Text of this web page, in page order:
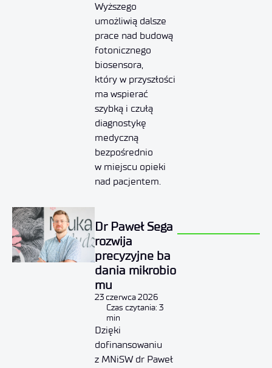
Wyższego
umożliwią dalsze
prace nad budową
fotonicznego
biosensora,
który w przyszłości
ma wspierać
szybką i czułą
diagnostykę
medyczną
bezpośrednio
w miejscu opieki
nad pacjentem.
Dr Paweł Sega
rozwija
precyzyjne ba
dania mikrobio
mu
23 czerwca 2026
Czas czytania: 3
min
Dzięki
dofinansowaniu
z MNiSW dr Paweł